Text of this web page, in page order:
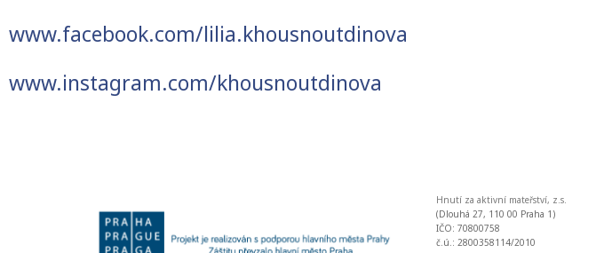
www.facebook.com/lilia.khousnoutdinova
www.instagram.com/khousnoutdinova
Hnutí za aktivní mateřství, z.s.
(Dlouhá 27, 110 00 Praha 1)
IČO: 70800758
č.ú.: 2800358114/2010